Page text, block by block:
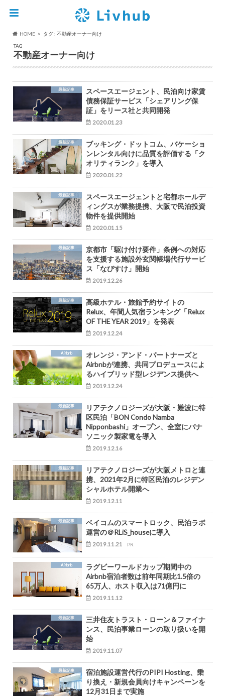
HOME
タグ : 不動産オーナー向け
TAG
不動産オーナー向け
最新記事
スペースエージェント、民泊向け家賃
債務保証サービス「シェアリング保
証」をリース社と共同開発
2020.01.23
最新記事
ブッキング・ドットコム、バケーショ
ンレンタル向けに品質を評価する「ク
オリティランク」を導入
2020.01.22
最新記事
スペースエージェントと宅都ホールデ
ィングスが業務提携、大阪で民泊投資
物件を提供開始
2020.01.15
最新記事
京都市「駆け付け要件」条例への対応
を支援する施設外玄関帳場代行サービ
ス「なびすけ」開始
2019.12.26
最新記事
高級ホテル・旅館予約サイトの
Relux、年間人気宿ランキング「Relux
OF THE YEAR 2019」を発表
2019.12.24
Airbnb
オレンジ・アンド・パートナーズと
Airbnbが連携、共同プロデュースによ
るハイブリッド型レジデンス提供へ
2019.12.24
最新記事
リアテクノロジーズが大阪・難波に特
区民泊「BON Condo Namba
Nipponbashi」オープン、全室にパナ
ソニック製家電を導入
2019.12.16
最新記事
リアテクノロジーズが大阪メトロと連
携、2021年2月に特区民泊のレジデン
シャルホテル開業へ
2019.12.11
最新記事
ベイコムのスマートロック、民泊ラボ
運営の＠RLiS_houseに導入
2019.11.21 PR
Airbnb
ラグビーワールドカップ期間中の
Airbnb宿泊者数は前年同期比1.5倍の
65万人、ホスト収入は71億円に
2019.11.12
最新記事
三井住友トラスト・ローン＆ファイナ
ンス、民泊事業ローンの取り扱いを開
始
2019.11.07
最新記事
宿泊施設運営代行のPIPI Hosting、乗
り換え・新規会員向けキャンペーンを
12月31日まで実施